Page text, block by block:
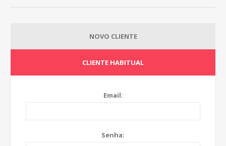
NOVO CLIENTE
CLIENTE HABITUAL
Email:
Senha: